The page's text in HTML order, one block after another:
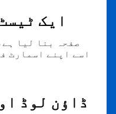
5. ایک
اسے اپنے اسمارٹ
5. ڈاؤن لوڈ